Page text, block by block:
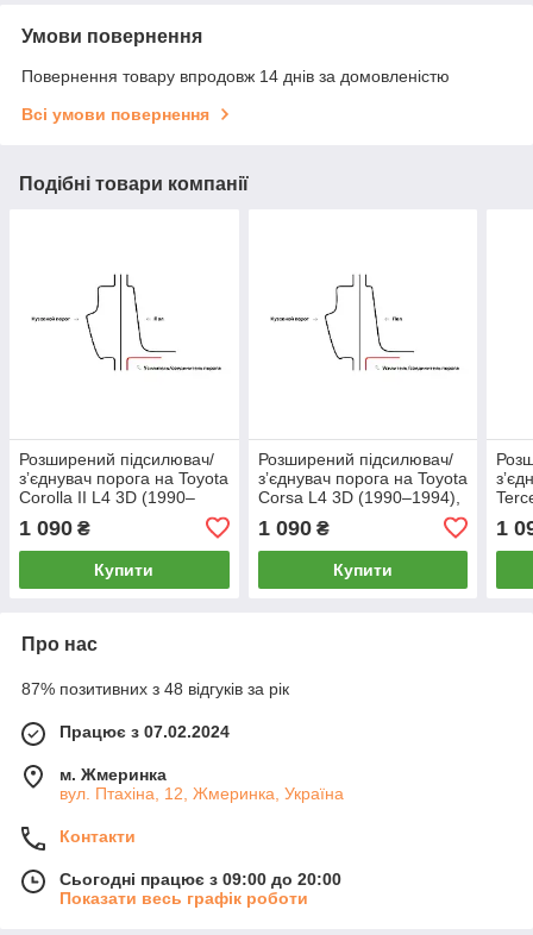
Умови повернення
Повернення товару впродовж 14 днів за домовленістю
Всі умови повернення
Подібні товари компанії
Розширений підсилювач/
зʼєднувач порога на Toyota
Corolla II L4 3D (1990–
1 090 ₴
Купити
Розширений підсилювач/
зʼєднувач порога на Toyota
Corsa L4 3D (1990–1994),
1 090₴
Купити
1
Про нас
87% позитивних з 48 відгуків за рік
Працює з 07.02.2024
м. Жмеринка
вул. Птахіна, 12, Жмеринка, Україна
Контакти
Сьогодні працює з 09:00 до 20:00
Показати весь графік роботи